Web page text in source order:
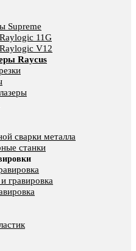
Supreme
11G
V12
Raycus
сварки металла
станки
гравировка